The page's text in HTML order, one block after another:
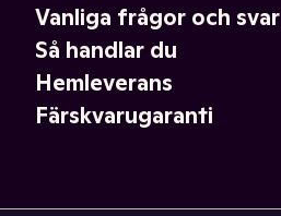
Vanliga frågor och svar
Så handlar du
Hemleverans
Färskvarugaranti